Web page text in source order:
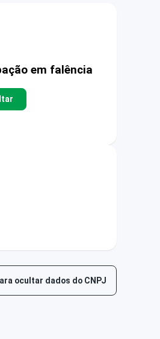
em falência
ocultar dados do CNPJ